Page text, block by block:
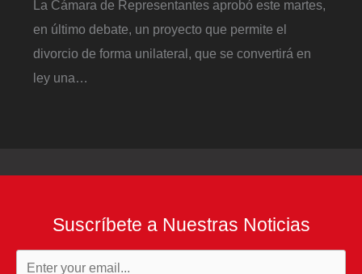
La Cámara de Representantes aprobó este martes,
en último debate, un proyecto que permite el
divorcio de forma unilateral, que se convertirá en
ley una…
Suscríbete a Nuestras Noticias